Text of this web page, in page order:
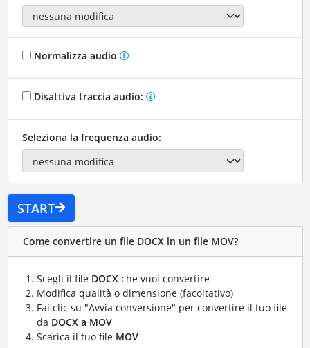
Normalizza audio
Disattiva traccia audio:
Seleziona la frequenza audio:
START
Come convertire un file DOCX in un file MOV?
Scegli il file DOCXche vuoi convertire
Modifica qualità o dimensione (facoltativo)
Fai clic su "Avvia conversione" per convertire il tuo file
da DOCX a MOV
Scarica il tuo file MOV